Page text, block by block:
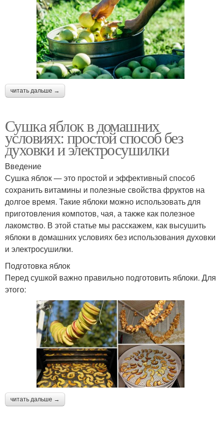
читать дальше →
Сушка яблок в домашних
условиях: простой способ без
духовки и электросушилки
Введение
Сушка яблок — это простой и эффективный способ
сохранить витамины и полезные свойства фруктов на
долгое время. Такие яблоки можно использовать для
приготовления компотов, чая, а также как полезное
лакомство. В этой статье мы расскажем, как высушить
яблоки в домашних условиях без использования духовки
и электросушилки.
Подготовка яблок
Перед сушкой важно правильно подготовить яблоки. Для
этого:
читать дальше →